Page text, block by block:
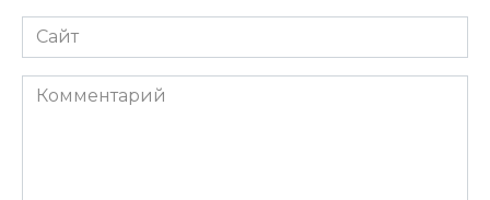
Сайт
Комментарий